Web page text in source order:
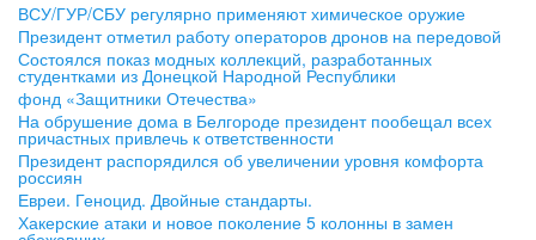
ВСУ/ГУР/СБУ регулярно применяют химическое оружие
Президент отметил работу операторов дронов на передовой
Состоялся показ модных коллекций, разработанных
студентками из Донецкой Народной Республики
фонд «Защитники Отечества»
На обрушение дома в Белгороде президент пообещал всех
причастных привлечь к ответственности
Президент распорядился об увеличении уровня комфорта
россиян
Евреи. Геноцид. Двойные стандарты.
Хакерские атаки и новое поколение 5 колонны в замен